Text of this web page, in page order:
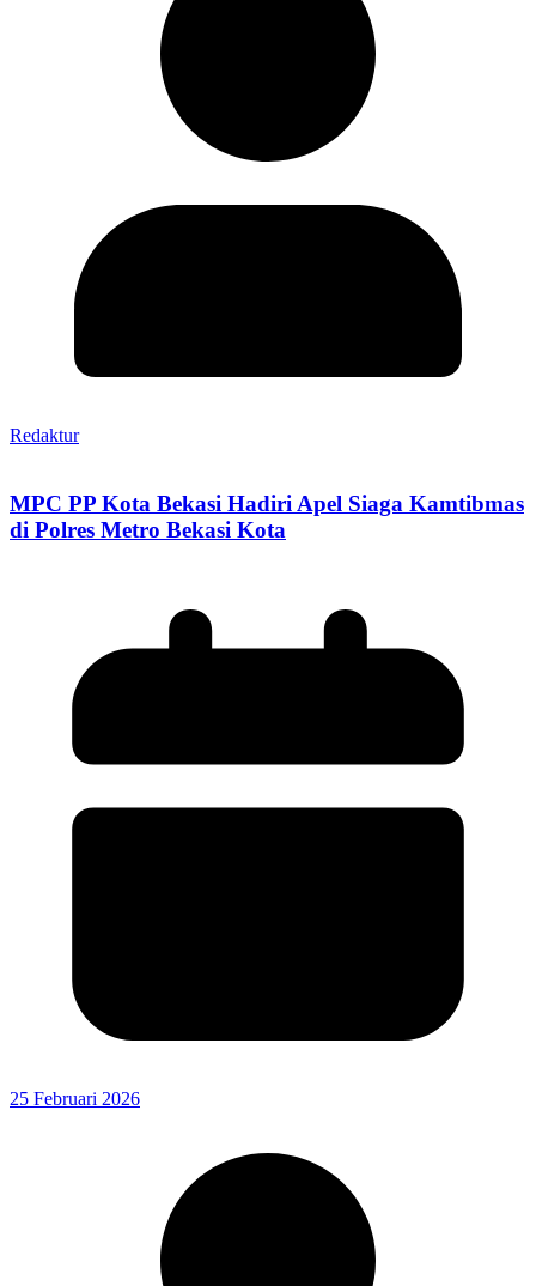
Redaktur
MPC PP Kota Bekasi Hadiri Apel Siaga Kamtibmas
di Polres Metro Bekasi Kota
25 Februari 2026